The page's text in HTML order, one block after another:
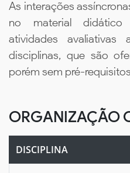
As interações
no material
atividades
disciplinas, que são
porém sem pré-
ORGANIZAÇÃO
DISCIPLINA